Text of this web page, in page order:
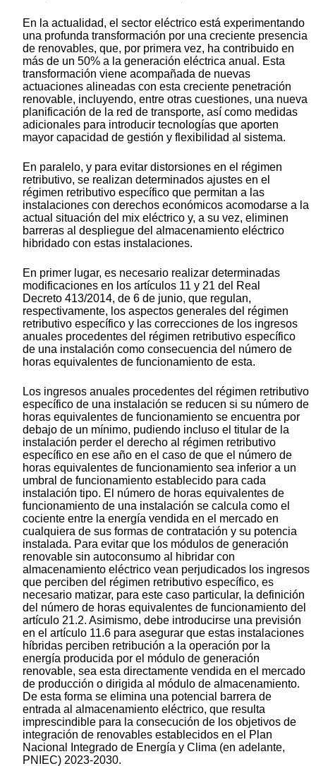
En la actualidad, el sector eléctrico está experimentando
una profunda transformación por una creciente presencia
de renovables, que, por primera vez, ha contribuido en
más de un 50% a la generación eléctrica anual. Esta
transformación viene acompañada de nuevas
actuaciones alineadas con esta creciente penetración
renovable, incluyendo, entre otras cuestiones, una nueva
planificación de la red de transporte, así como medidas
adicionales para introducir tecnologías que aporten
mayor capacidad de gestión y flexibilidad al sistema.
En paralelo, y para evitar distorsiones en el régimen
retributivo, se realizan determinados ajustes en el
régimen retributivo específico que permitan a las
instalaciones con derechos económicos acomodarse a la
actual situación del mix eléctrico y, a su vez, eliminen
barreras al despliegue del almacenamiento eléctrico
hibridado con estas instalaciones.
En primer lugar, es necesario realizar determinadas
modificaciones en los artículos 11 y 21 del Real
Decreto 413/2014, de 6 de junio, que regulan,
respectivamente, los aspectos generales del régimen
retributivo específico y las correcciones de los ingresos
anuales procedentes del régimen retributivo específico
de una instalación como consecuencia del número de
horas equivalentes de funcionamiento de esta.
Los ingresos anuales procedentes del régimen retributivo
específico de una instalación se reducen si su número de
horas equivalentes de funcionamiento se encuentra por
debajo de un mínimo, pudiendo incluso el titular de la
instalación perder el derecho al régimen retributivo
específico en ese año en el caso de que el número de
horas equivalentes de funcionamiento sea inferior a un
umbral de funcionamiento establecido para cada
instalación tipo. El número de horas equivalentes de
funcionamiento de una instalación se calcula como el
cociente entre la energía vendida en el mercado en
cualquiera de sus formas de contratación y su potencia
instalada. Para evitar que los módulos de generación
renovable sin autoconsumo al hibridar con
almacenamiento eléctrico vean perjudicados los ingresos
que perciben del régimen retributivo específico, es
necesario matizar, para este caso particular, la definición
del número de horas equivalentes de funcionamiento del
artículo 21.2. Asimismo, debe introducirse una previsión
en el artículo 11.6 para asegurar que estas instalaciones
híbridas perciben retribución a la operación por la
energía producida por el módulo de generación
renovable, sea esta directamente vendida en el mercado
de producción o dirigida al módulo de almacenamiento.
De esta forma se elimina una potencial barrera de
entrada al almacenamiento eléctrico, que resulta
imprescindible para la consecución de los objetivos de
integración de renovables establecidos en el Plan
Nacional Integrado de Energía y Clima (en adelante,
PNIEC) 2023-2030.